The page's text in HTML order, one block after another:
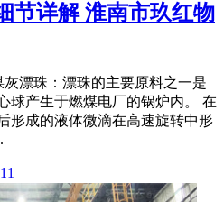
节详解 淮南市玖红物
灰漂珠：漂珠的主要原料之一是
球产生于燃煤电厂的锅炉内。 在
形成的液体微滴在高速旋转中形